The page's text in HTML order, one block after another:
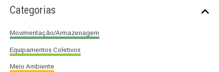
s
r
p
o
Categorias
Movimentação/Armazenagem
Equipamentos Coletivos
Meio Ambiente